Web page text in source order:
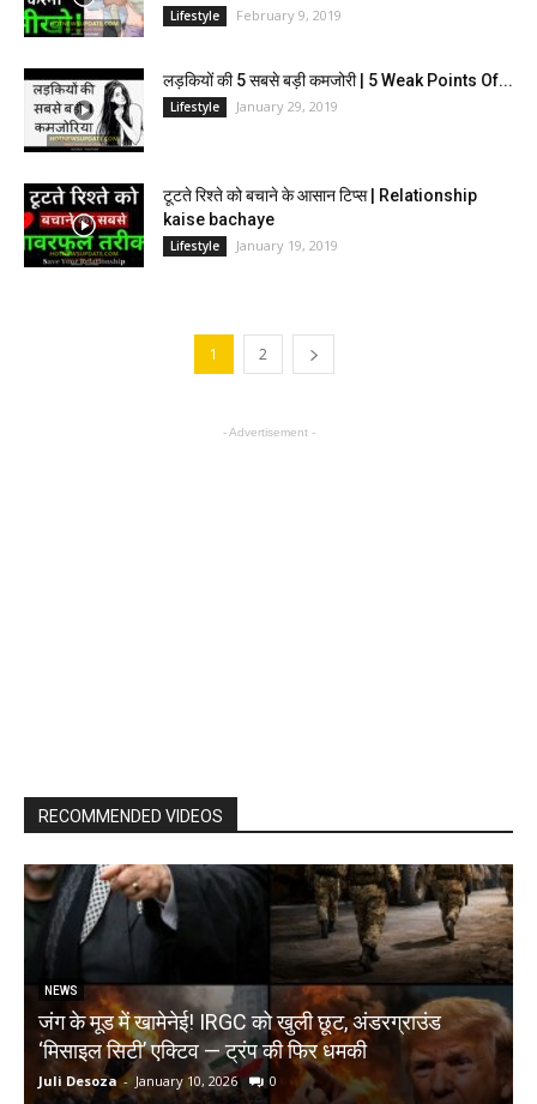
Lifestyle February 9, 2019
लड़कियों की 5 सबसे बड़ी कमजोरी | 5 Weak Points Of...
Lifestyle January 29, 2019
टूटते रिश्ते को बचाने के आसान टिप्स | Relationship
kaise bachaye
Lifestyle January 19, 2019
1 2
- Advertisement -
RECOMMENDED VIDEOS
NEWS
जंग के मूड में खामेनेई! IRGC को खुली छूट, अंडरग्राउंड
‘मिसाइल सिटी’ एक्टिव — ट्रंप की फिर धमकी
Juli Desoza - January 10, 2026 0